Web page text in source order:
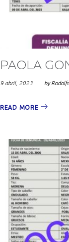
PAOLA
9 abril, 2023 by
READ MORE